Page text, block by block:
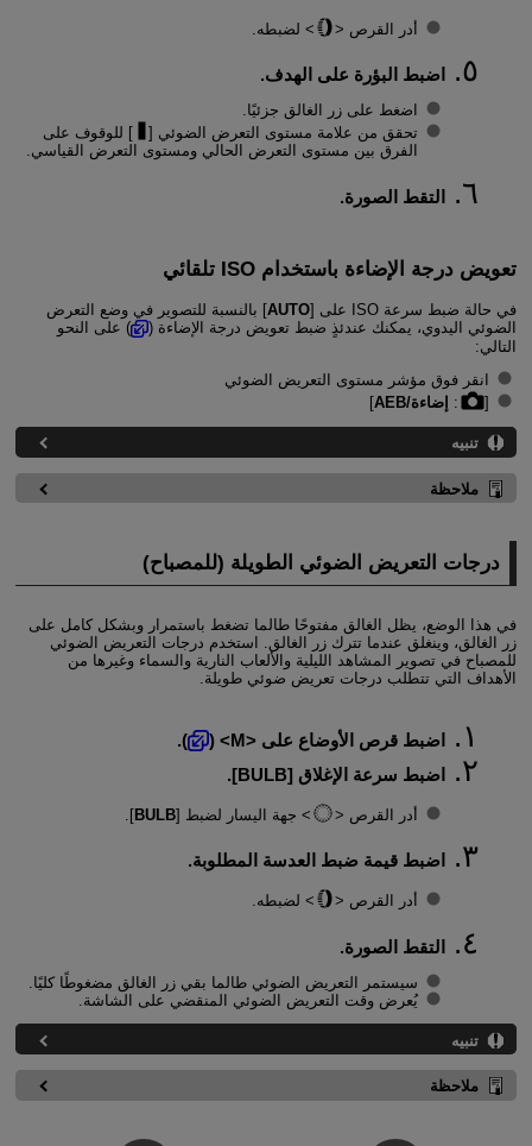
أدر القرص لضبطه.
اضبط البؤرة على الهدف.
اضغط على زر الغالق جزئيًا.
تحقق من علامة مستوى التعرض الضوئي [
] للوقوف على
الفرق بين مستوى التعرض الحالي ومستوى التعرض القياسي.
التقط الصورة.
تعويض درجة الإضاءة باستخدام ISO تلقائي
في حالة ضبط سرعة ISO على [ AUTO] بالنسبة للتصوير في وضع التعرض
الضوئي اليدوي، يمكنك عندئذٍ ضبط تعويض درجة الإضاءة (
) على النحو
التالي:
انقر فوق مؤشر مستوى التعريض الضوئي
[
: إضاءة/AEB ]
تنبيه
ملاحظة
درجات التعريض الضوئي الطويلة (للمصباح)
في هذا الوضع، يظل الغالق مفتوحًا طالما تضغط باستمرار وبشكل كامل على
زر الغالق، وينغلق عندما تترك زر الغالق. استخدم درجات التعريض الضوئي
للمصباح في تصوير المشاهد الليلية والألعاب النارية والسماء وغيرها من
الأهداف التي تتطلب درجات تعريض ضوئي طويلة.
اضبط قرص الأوضاع على M
(
).
اضبط سرعة الإغلاق [BULB
].
أدر القرص جهة اليسار لضبط [BULB
].
اضبط قيمة ضبط العدسة المطلوبة.
أدر القرص لضبطه.
التقط الصورة.
سيستمر التعريض الضوئي طالما بقي زر الغالق مضغوطًا كليًا.
يُعرض وقت التعريض الضوئي المنقضي على الشاشة.
تنبيه
ملاحظة